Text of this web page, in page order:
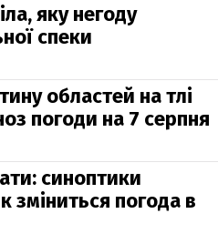
яку негоду
спеки
областей на тлі
погоди на 7 серпня
синоптики
зміниться погода в